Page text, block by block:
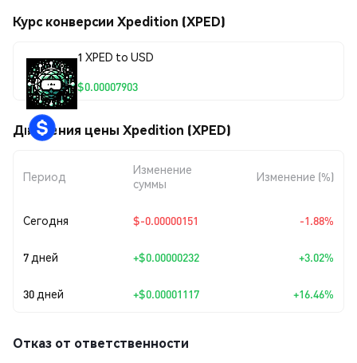
Курс конверсии Xpedition (XPED)
1 XPED to USD
$0.00007903
Движения цены Xpedition (XPED)
Период
Изменение
суммы
Изменение (%)
Сегодня $-0.00000151 -1.88%
7 дней +$0.00000232 +3.02%
30 дней +$0.00001117 +16.46%
Отказ от ответственности